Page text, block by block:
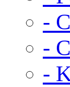
-
-
-